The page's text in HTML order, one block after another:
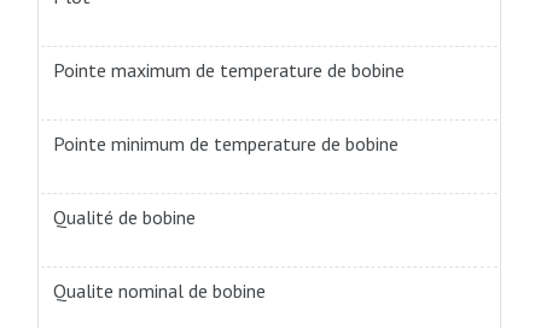
Pointe maximum de temperature de bobine
Pointe minimum de temperature de bobine
Qualité de bobine
Qualite nominal de bobine